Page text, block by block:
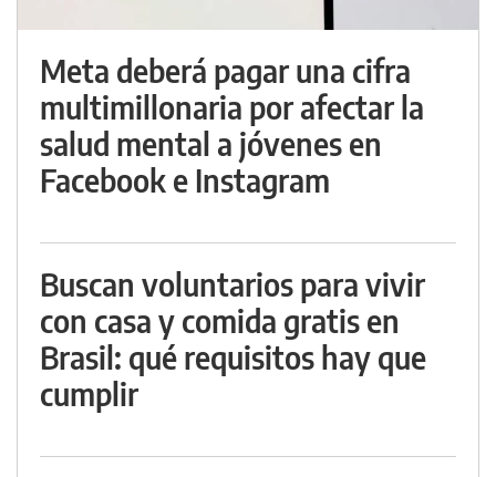
Meta deberá pagar una cifra
multimillonaria por afectar la
salud mental a jóvenes en
Facebook e Instagram
Buscan voluntarios para vivir
con casa y comida gratis en
Brasil: qué requisitos hay que
cumplir